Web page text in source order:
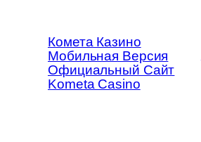
Комета Казино
Мобильная Версия
Официальный Сайт
Kometa Casino